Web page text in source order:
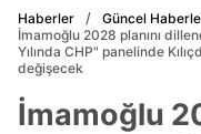
Haberler
Güncel
İmamoğlu 2028 planını
Yılında CHP" panelinde
değişecek
İmamoğlu